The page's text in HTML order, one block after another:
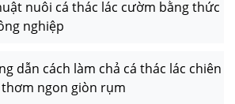
nuôi cá thác lác cườm bằng thức
nghiệp
dẫn cách làm chả cá thác lác chiên
ngon giòn rụm